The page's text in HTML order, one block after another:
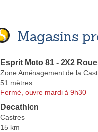
Magasins
Esprit Moto 81 - 2X2
Zone Aménagement de la
51 mètres
Fermé, ouvre mardi à 9h30
Decathlon
Castres
15 km